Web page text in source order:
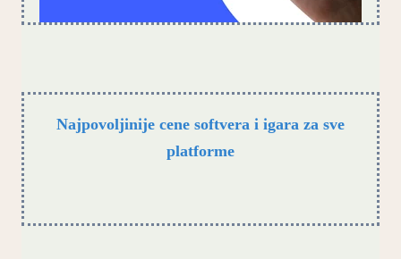
Najpovoljinije cene softvera i igara za sve
platforme